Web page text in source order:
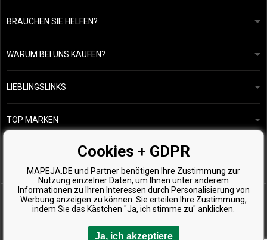
BRAUCHEN SIE HELFEN?
info@mapeja.de
Wir werden innerhalb von 24 Stunden antworten.
WARUM BEI UNS KAUFEN?
Allgemeine geschäftsbedingungen
Datenschutzerklärung
Übersicht über Zahlungen und Versand
Rückgabe von Waren
LIEBLINGSLINKS
Unsere Geschichte
Kostenlose Produktproben
TOP MARKEN
Kérastase
Wella Professionals
Zenz Organic
Cookies + GDPR
MAPEJA.DE und Partner benötigen Ihre Zustimmung zur
Nutzung einzelner Daten, um Ihnen unter anderem
Informationen zu Ihren Interessen durch Personalisierung von
Werbung anzeigen zu können. Sie erteilen Ihre Zustimmung,
indem Sie das Kästchen "Ja, ich stimme zu" anklicken.
Ja, ich akzeptiere